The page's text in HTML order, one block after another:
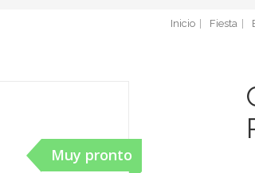
Inicio Fiesta
Muy pronto